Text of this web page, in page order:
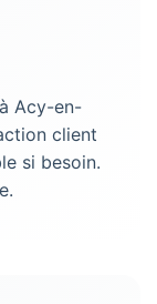
Acy-en-
client
si besoin.